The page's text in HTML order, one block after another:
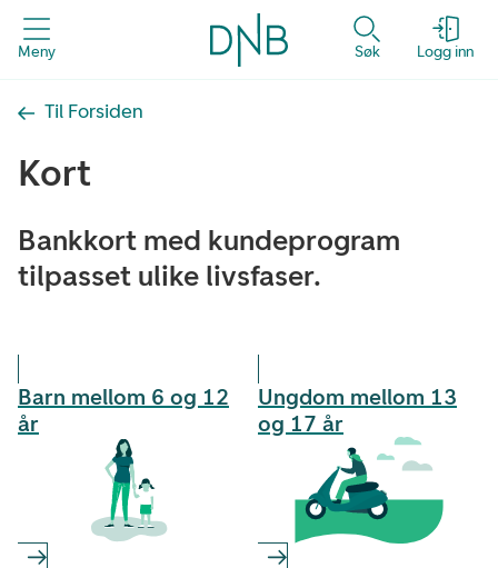
Meny Søk Logg inn
Til Forsiden
Kort
Bankkort med kundeprogram
tilpasset ulike livsfaser.
Barn mellom 6 og 12
år
Ungdom mellom 13
og 17 år